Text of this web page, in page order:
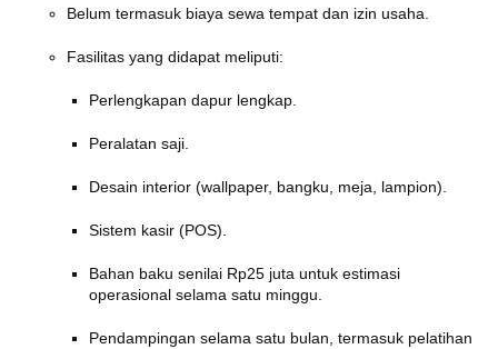
Belum termasuk biaya sewa tempat dan izin usaha.
Fasilitas yang didapat meliputi:
Perlengkapan dapur lengkap.
Peralatan saji.
Desain interior (wallpaper, bangku, meja, lampion).
Sistem kasir (POS).
Bahan baku senilai Rp25 juta untuk estimasi
operasional selama satu minggu.
Pendampingan selama satu bulan, termasuk pelatihan